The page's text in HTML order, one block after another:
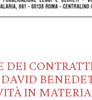
IN